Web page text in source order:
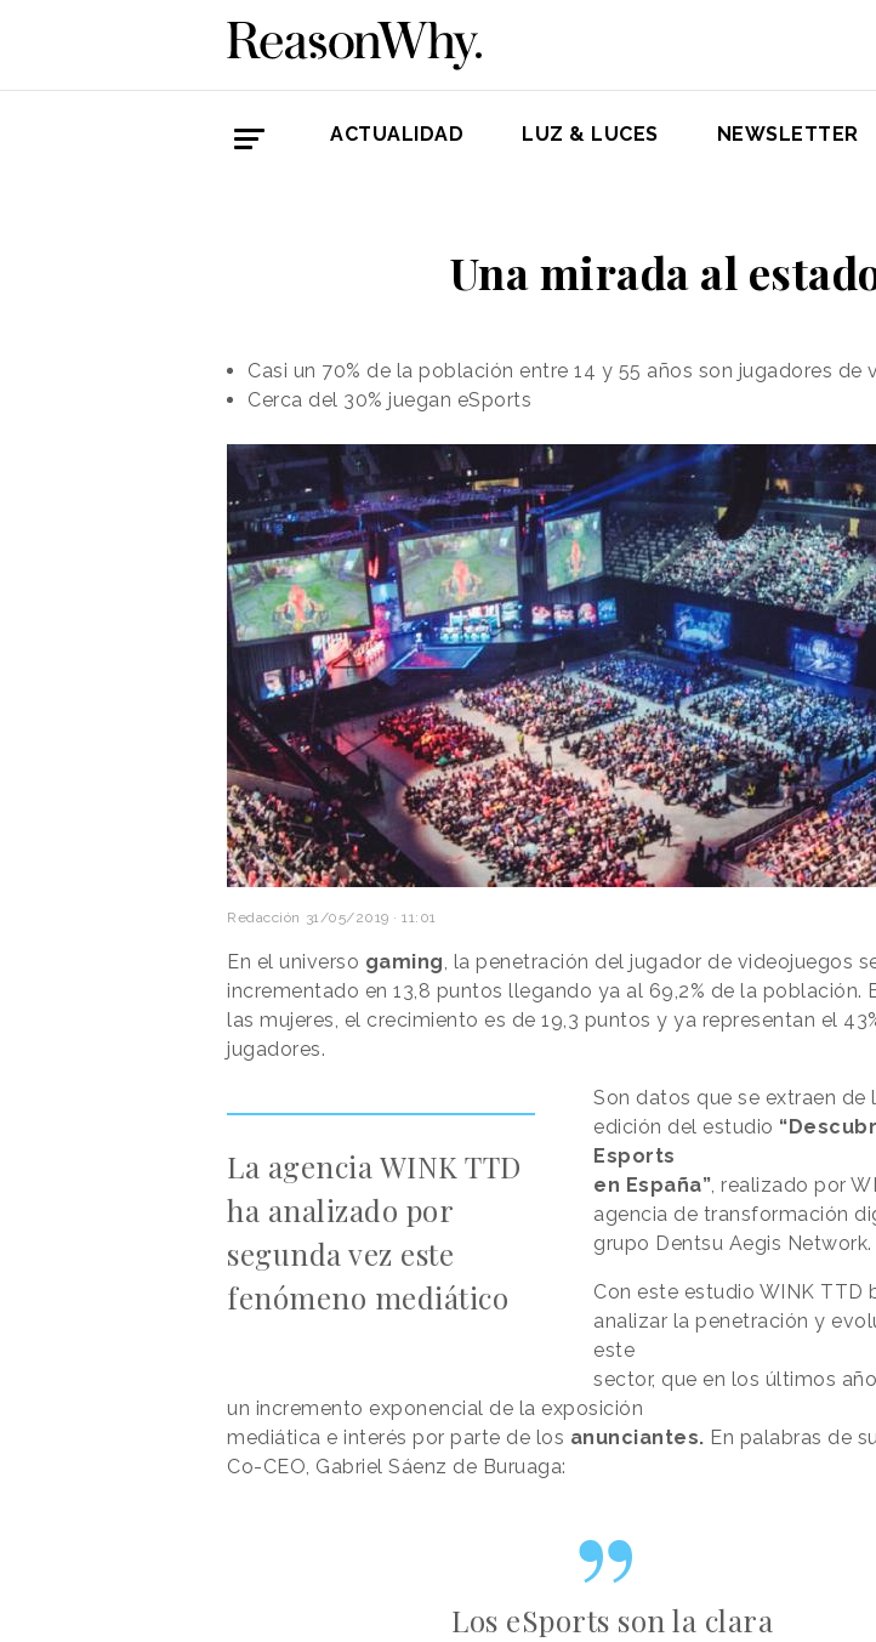
ACTUALIDAD LUZ & LUCES NEWSLETTER
Una mirada al
Casi un 70% de la población entre 14 y 55 años son jugadores de
Cerca del 30% juegan eSports
Redacción 31/05/2019 · 11:01
En el universo gaming , la penetración del jugador de videojuegos
incrementado en 13,8 puntos llegando ya al 69,2% de la población.
las mujeres, el crecimiento es de 19,3 puntos y ya representan el
jugadores.
La agencia WINK TTD
ha analizado por
segunda vez este
fenómeno mediático
Son datos que se extraen de
edición del estudio
Esports
en España” , realizado por
agencia de transformación
grupo Dentsu Aegis Network.
Con este estudio WINK TTD
analizar la penetración y
este
sector, que en los últimos
un incremento exponencial de la exposición
mediática e interés por parte de los anunciantes. En palabras de
Co-CEO, Gabriel Sáenz de Buruaga:
Los eSports son la clara